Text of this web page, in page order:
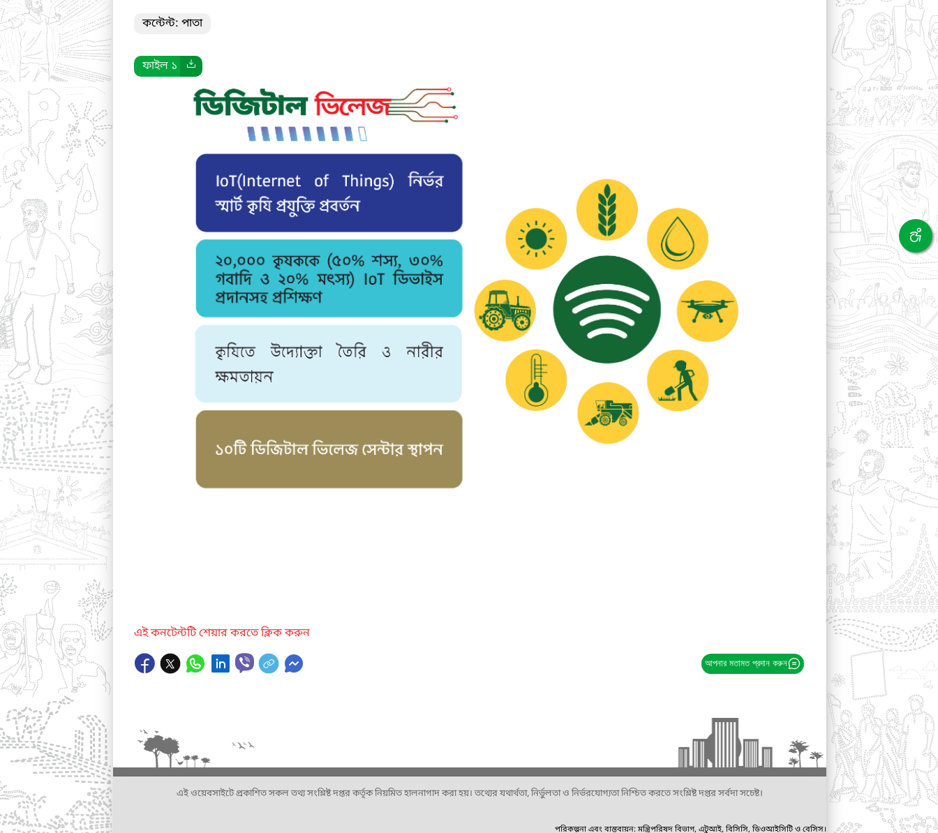
কন্টেন্ট: পাতা
ফাইল ১
এই কনটেন্টটি শেয়ার করতে ক্লিক করুন
আপনার মতামত প্রদান করুন
এই ওয়েবসাইটে প্রকাশিত সকল তথ্য সংশ্লিষ্ট দপ্তর কর্তৃক নিয়মিত হালনাগাদ করা হয়। তথ্যের যথার্থতা, নির্ভুলতা ও নির্ভরযোগ্যতা নিশ্চিত করতে সংশ্লিষ্ট দপ্তর সর্বদা সচেষ্ট।
পরিকল্পনা এবং বাস্তবায়ন: মন্ত্রিপরিষদ বিভাগ, এটুআই, বিসিসি, ডিওআইসিটি ও বেসিস।